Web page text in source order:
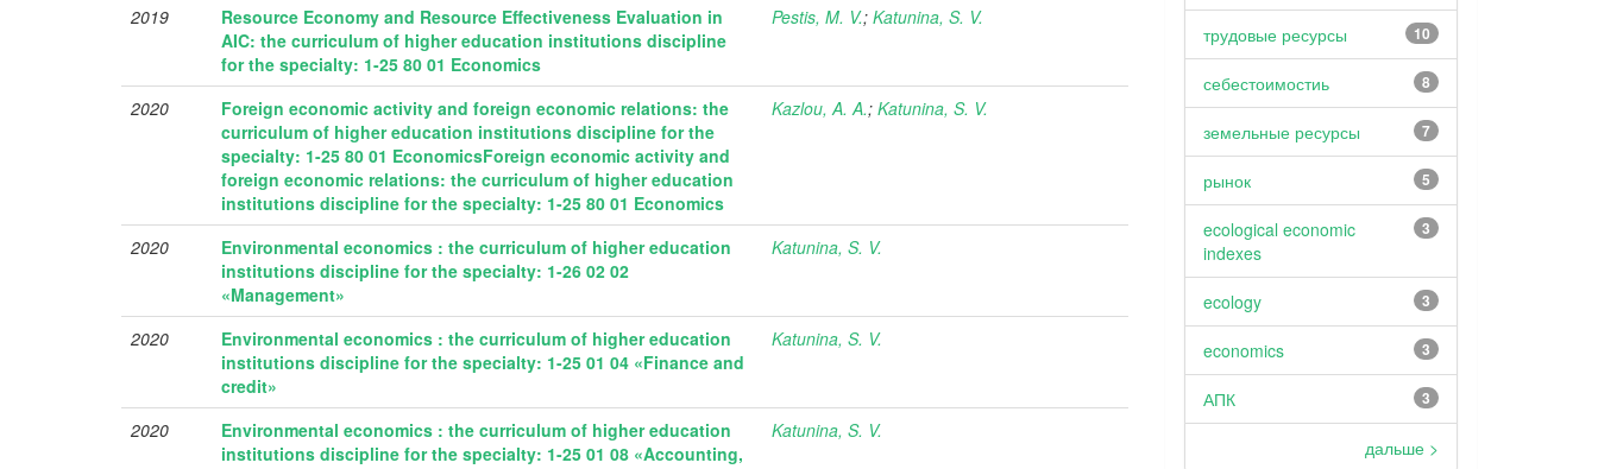
2019
Resource Economy and Resource Effectiveness Evaluation in
AIC: the curriculum of higher education institutions discipline
for the specialty: 1-25 80 01 Economics
Pestis, M. V.;Katunina, S. V.
2020
Foreign economic activity and foreign economic relations: the
curriculum of higher education institutions discipline for the
specialty: 1-25 80 01 EconomicsForeign economic activity and
foreign economic relations: the curriculum of higher education
institutions discipline for the specialty: 1-25 80 01 Economics
Kazlou, A. A.;Katunina, S. V.
2020
Environmental economics : the curriculum of higher education
institutions discipline for the specialty: 1-26 02 02
«Management»
Katunina, S. V.
2020
Environmental economics : the curriculum of higher education
institutions discipline for the specialty: 1-25 01 04 «Finance and
credit»
Katunina, S. V.
2020
Environmental economics : the curriculum of higher education
institutions discipline for the specialty: 1-25 01 08 «Accounting,
Katunina, S. V.
10
трудовые ресурсы
8
себестоимостиь
7
земельные ресурсы
5
рынок
3
ecological economic
indexes
3
ecology
3
economics
3
АПК
дальше >